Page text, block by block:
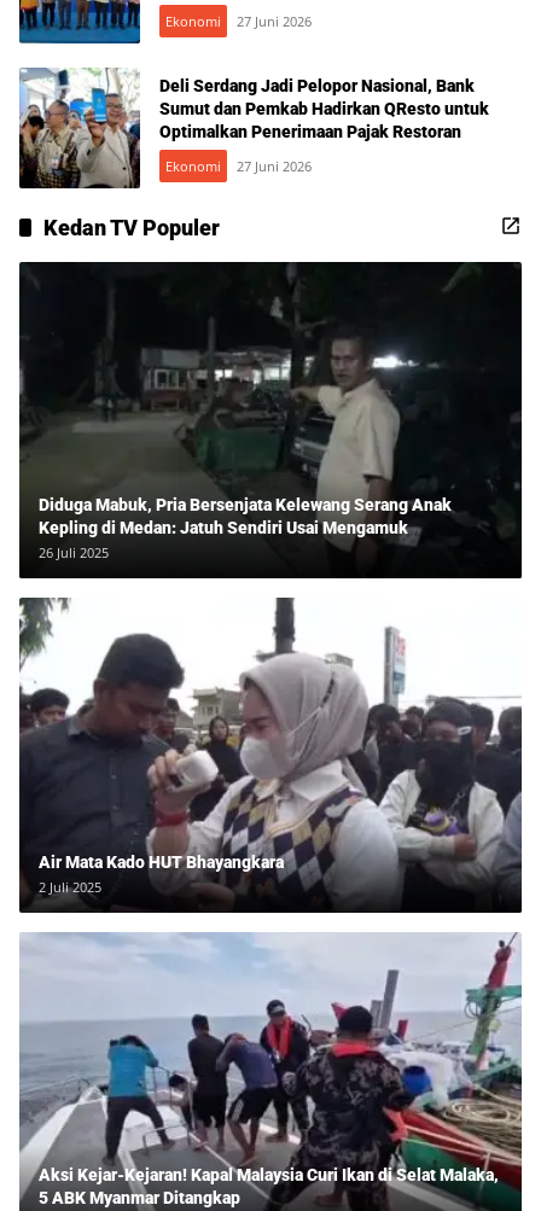
Ekonomi 27 Juni 2026
Deli Serdang Jadi Pelopor Nasional, Bank
Sumut dan Pemkab Hadirkan QResto untuk
Optimalkan Penerimaan Pajak Restoran
Ekonomi 27 Juni 2026
Kedan TV Populer
Diduga Mabuk, Pria Bersenjata Kelewang Serang Anak
Kepling di Medan: Jatuh Sendiri Usai Mengamuk
26 Juli 2025
Air Mata Kado HUT Bhayangkara
2 Juli 2025
Aksi Kejar-Kejaran! Kapal Malaysia Curi Ikan di Selat Malaka,
5 ABK Myanmar Ditangkap